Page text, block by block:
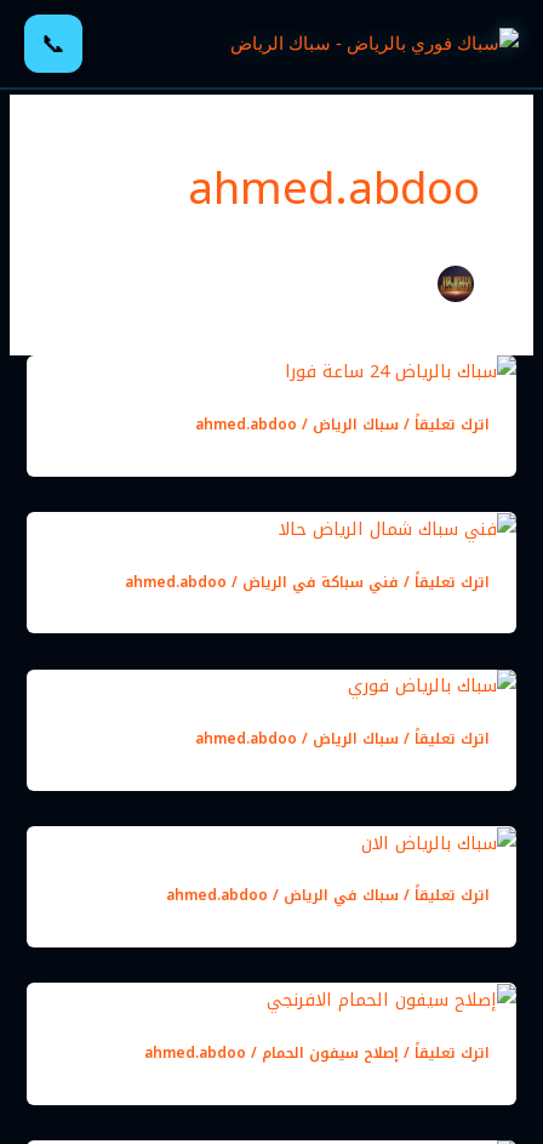
إلى
المحتوى
📞
ahmed.abdoo
اترك تعليقاً / سباك الرياض /
ahmed.abdoo
اترك تعليقاً / فني سباكة في الرياض /
ahmed.abdoo
اترك تعليقاً / سباك الرياض /
ahmed.abdoo
اترك تعليقاً / سباك في الرياض /
ahmed.abdoo
اترك تعليقاً / إصلاح سيفون الحمام /
ahmed.abdoo